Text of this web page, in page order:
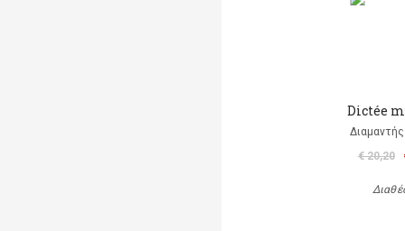
Dictée
€ 20,20